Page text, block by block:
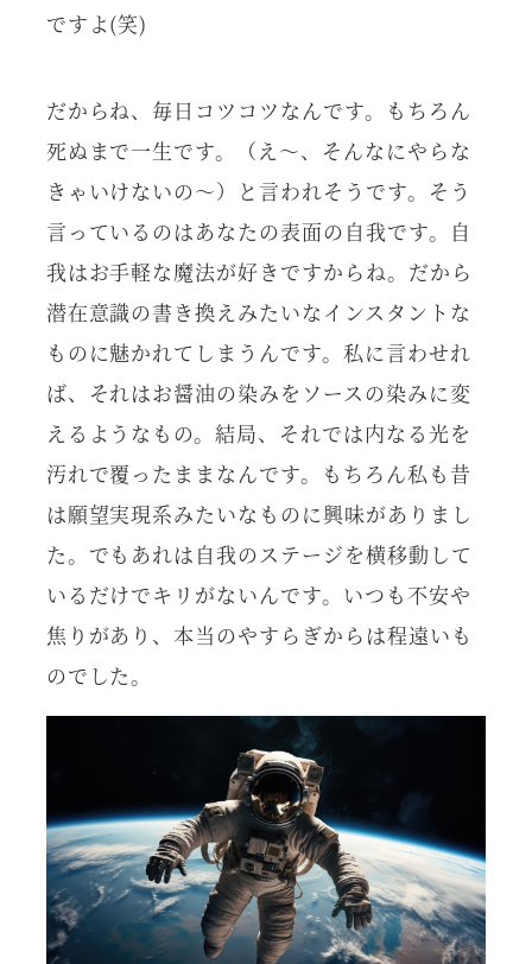
ですよ(笑)
だからね、毎日コツコツなんです。もちろん
死ぬまで一生です。（え～、そんなにやらな
きゃいけないの～）と言われそうです。そう
言っているのはあなたの表面の自我です。自
我はお手軽な魔法が好きですからね。だから
潜在意識の書き換えみたいなインスタントな
ものに魅かれてしまうんです。私に言わせれ
ば、それはお醤油の染みをソースの染みに変
えるようなもの。結局、それでは内なる光を
汚れで覆ったままなんです。もちろん私も昔
は願望実現系みたいなものに興味がありまし
た。でもあれは自我のステージを横移動して
いるだけでキリがないんです。いつも不安や
焦りがあり、本当のやすらぎからは程遠いも
のでした。